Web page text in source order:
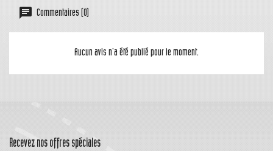
Commentaires (0)
Aucun avis n'a été publié pour le moment.
Recevez nos offres spéciales